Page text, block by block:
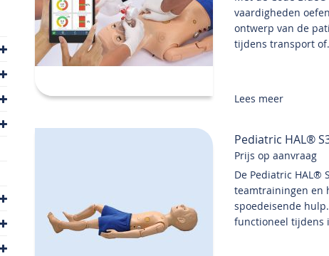
vaardigheden
ontwerp van de
tijdens transport
Lees meer
Pediatric HAL®
Prijs op aanvraag
De Pediatric HAL®
teamtrainingen en
spoedeisende
functioneel tijdens